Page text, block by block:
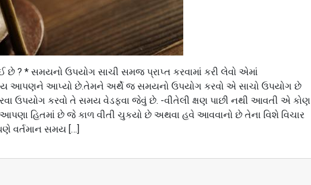
? * સમયનો ઉપયોગ સાચી સમજ પ્રાપ્ત કરવામાં કરી લેવો એમાં
આપણને આપ્યો છે.તેમને અર્થે જ સમયનો ઉપયોગ કરવો એ સાચો ઉપયોગ છે
ઉપયોગ કરવો તે સમય વેડફવા જેવું છે. -વીતેલી ક્ષણ પાછી નથી આવતી એ કોણ
હિતમાં છે જે કાળ વીતી ચુકયો છે અથવા હવે આવવાનો છે તેના વિશે વિચાર
વર્તમાન સમય […]